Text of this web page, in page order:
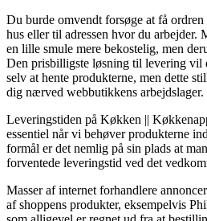
Du burde omvendt forsøge at få
hus eller til adressen hvor du arbejder.
en lille smule mere bekostelig, men
Den prisbilligste løsning til levering
selv at hente produkterne, men dette
dig nærved webbutikkens arbejdslager.
Leveringstiden på Køkken ||
essentiel når vi behøver produkterne
formål er det nemlig på sin plads at
forventede leveringstid ved det
Masser af internet forhandlere
af shoppens produkter, eksempelvis